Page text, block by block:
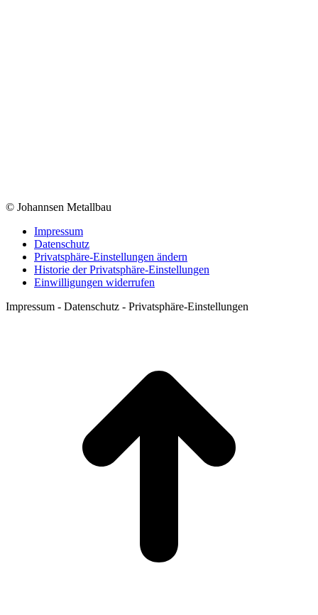
© Johannsen Metallbau
Impressum
Datenschutz
Privatsphäre-Einstellungen ändern
Historie der Privatsphäre-Einstellungen
Einwilligungen widerrufen
Impressum - Datenschutz - Privatsphäre-Einstellungen